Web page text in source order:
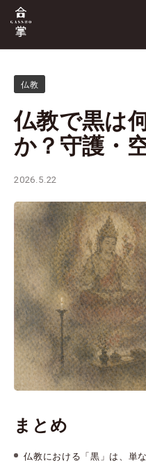
仏教
仏教で黒は
か？守護・
2026.5.22
まとめ
仏教における「黒」は、単